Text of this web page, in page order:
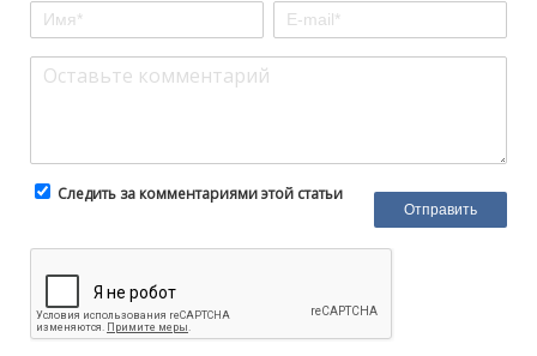
Следить за комментариями этой статьи